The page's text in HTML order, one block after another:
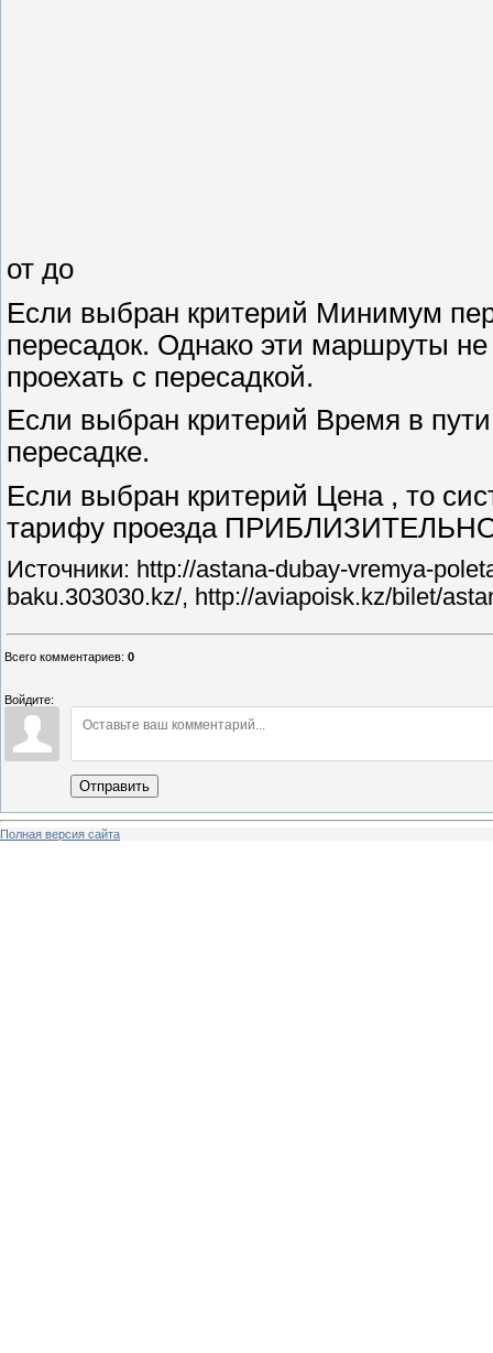
от до
Если выбран критерий Минимум
пересадок. Однако эти маршруты
проехать с пересадкой.
Если выбран критерий Время в
пересадке.
Если выбран критерий Цена , то
тарифу проезда ПРИБЛИЗИТЕЛЬНО.
Источники: http://astana-dubay-vremya-
baku.303030.kz/, http://aviapoisk.kz/bilet/
Всего комментариев: 0
Войдите:
Отправить
Полная версия сайта